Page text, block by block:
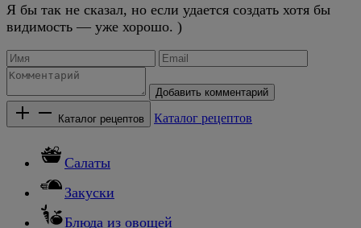
Я бы так не сказал, но если удается создать хотя бы
видимость — уже хорошо. )
Добавить комментарий
Каталог рецептов Каталог рецептов
Салаты
Закуски
Блюда из овощей